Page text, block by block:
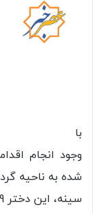
با
وجود انجام
شده به ناحیه